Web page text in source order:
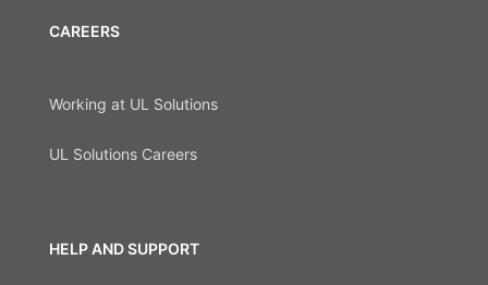
CAREERS
Working at UL Solutions
UL Solutions Careers
HELP AND SUPPORT